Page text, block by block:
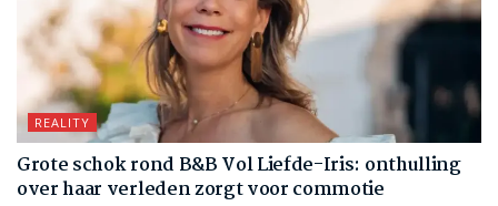
REALITY
Grote schok rond B&B Vol Liefde-Iris: onthulling
over haar verleden zorgt voor commotie